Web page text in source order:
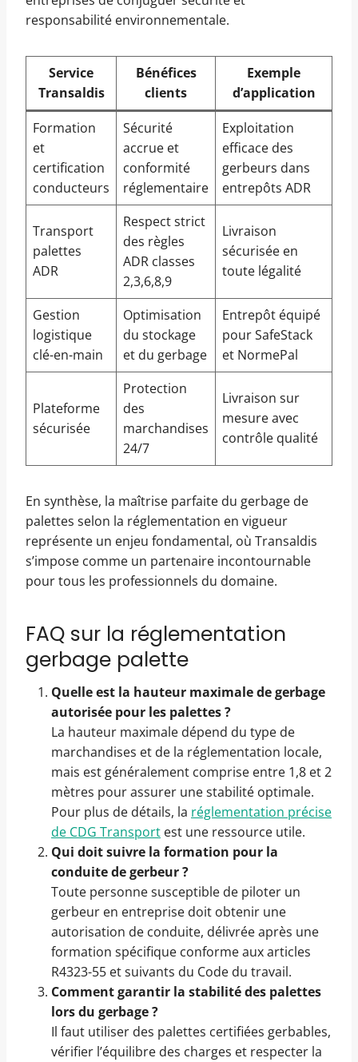
responsabilité environnementale.
Service
Transaldis
Bénéfices
clients
Exemple
d’application
Formation
et
certification
conducteurs
Sécurité
accrue et
conformité
réglementaire
Exploitation
efficace des
gerbeurs dans
entrepôts ADR
Transport
palettes
ADR
Respect strict
des règles
ADR classes
2,3,6,8,9
Livraison
sécurisée en
toute légalité
Gestion
logistique
clé-en-main
Optimisation
du stockage
et du gerbage
Entrepôt équipé
pour SafeStack
et NormePal
Plateforme
sécurisée
Protection
des
marchandises
24/7
Livraison sur
mesure avec
contrôle qualité
En synthèse, la maîtrise parfaite du gerbage de
palettes selon la réglementation en vigueur
représente un enjeu fondamental, où Transaldis
s’impose comme un partenaire incontournable
pour tous les professionnels du domaine.
FAQ sur la réglementation
gerbage palette
Quelle est la hauteur maximale de gerbage
autorisée pour les palettes ?
La hauteur maximale dépend du type de
marchandises et de la réglementation locale,
mais est généralement comprise entre 1,8 et 2
mètres pour assurer une stabilité optimale.
Pour plus de détails, la réglementation précise
de CDG Transport est une ressource utile.
Qui doit suivre la formation pour la
conduite de gerbeur ?
Toute personne susceptible de piloter un
gerbeur en entreprise doit obtenir une
autorisation de conduite, délivrée après une
formation spécifique conforme aux articles
R4323-55 et suivants du Code du travail.
Comment garantir la stabilité des palettes
lors du gerbage ?
Il faut utiliser des palettes certifiées gerbables,
vérifier l’équilibre des charges et respecter la